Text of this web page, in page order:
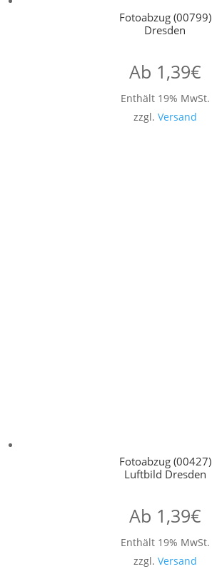
Fotoabzug (00799)
Dresden
Ab 1,39€
Enthält 19% MwSt.
zzgl. Versand
Fotoabzug (00427)
Luftbild Dresden
Ab 1,39€
Enthält 19% MwSt.
zzgl. Versand